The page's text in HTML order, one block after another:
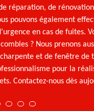
réparation, de
pouvons également
en cas de fuites.
? Nous prenons
et de fenêtre de
pour la
Contactez-nous dès